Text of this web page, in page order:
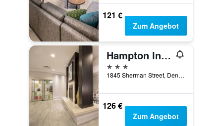
121 €
Zum Angebot
Hampton Inn & Suites Denver-Downtown
3 Sterne
1845 Sherman Street, Denver, CO, USA
126 €
Zum Angebot